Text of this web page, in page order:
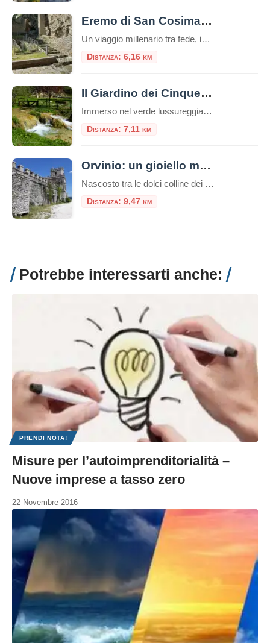
Eremo di San Cosimato a Vicovaro
Un viaggio millenario tra fede, ingegneria romana e silenzi rupestri nella Valle dell’Aniene A circa quaranta chilometri ad est di Roma, laddove la Valle dell’Aniene si restringe fino a formare una gola selvaggia e profonda, sorge uno dei complessi storici e spirituali più affascinanti e segreti del Lazio: l’Eremo di San Cosimato a Vicovaro. Arroccato […]
Distanza: 6,16 km
Il Giardino dei Cinque Sensi
Immerso nel verde lussureggiante del Parco Naturale Regionale dei Monti Lucretili, a circa 40 chilometri da Roma, sorge un luogo dove il tempo sembra essersi fermato e dove la natura non si limita a essere guardata, ma chiede di essere vissuta con ogni fibra del proprio essere. È il Giardino dei Cinque Sensi di Licenza, […]
Distanza: 7,11 km
Orvinio: un gioiello medievale tra i monti Lucretili
Nascosto tra le dolci colline dei Monti Lucretili, Orvinio è un piccolo borgo medievale che incanta con il suo fascino antico e la sua atmosfera senza tempo. Situato nella provincia di Rieti, a circa 840 metri di altitudine, questo pittoresco paesino è annoverato tra i “Borghi più belli d’Italia”, un riconoscimento meritato grazie alle sue […]
Distanza: 9,47 km
Potrebbe interessarti anche:
PRENDI NOTA!
Misure per l’autoimprenditorialità –
Nuove imprese a tasso zero
22 Novembre 2016